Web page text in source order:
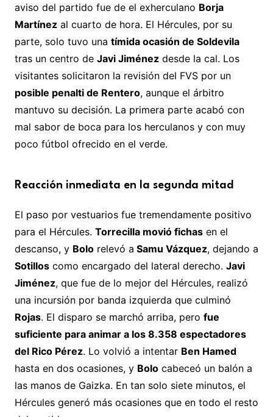
aviso del partido fue de el exherculano Borja
Martínezal cuarto de hora. El Hércules, por su
parte, solo tuvo una tímida ocasión de Soldevila
tras un centro de Javi Jiménezdesde la cal. Los
visitantes solicitaron la revisión del FVS por un
posible penalti de Rentero, aunque el árbitro
mantuvo su decisión. La primera parte acabó con
mal sabor de boca para los herculanos y con muy
poco fútbol ofrecido en el verde.
Reacción inmediata en la segunda mitad
El paso por vestuarios fue tremendamente positivo
para el Hércules. Torrecilla movió fichasen el
descanso, y Bolorelevó a Samu Vázquez, dejando a
Sotilloscomo encargado del lateral derecho. Javi
Jiménez, que fue de lo mejor del Hércules, realizó
una incursión por banda izquierda que culminó
Rojas. El disparo se marchó arriba, pero fue
suficiente para animar a los 8.358 espectadores
del Rico Pérez. Lo volvió a intentar Ben Hamed
hasta en dos ocasiones, y Bolocabeceó un balón a
las manos de Gaizka. En tan solo siete minutos, el
Hércules generó más ocasiones que en todo el resto